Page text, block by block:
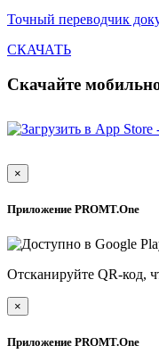
Точный переводчик
СКАЧАТЬ
Скачайте
×
Приложение PROMT.One
Отсканируйте QR-код,
×
Приложение PROMT.One